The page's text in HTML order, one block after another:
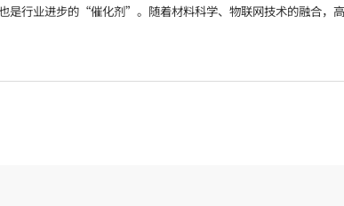
行业进步的“催化剂”。随着材料科学、物联网技术的融合，